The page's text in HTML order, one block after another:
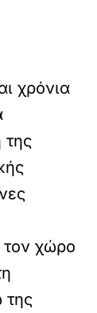
χρόνια
της
τον χώρο